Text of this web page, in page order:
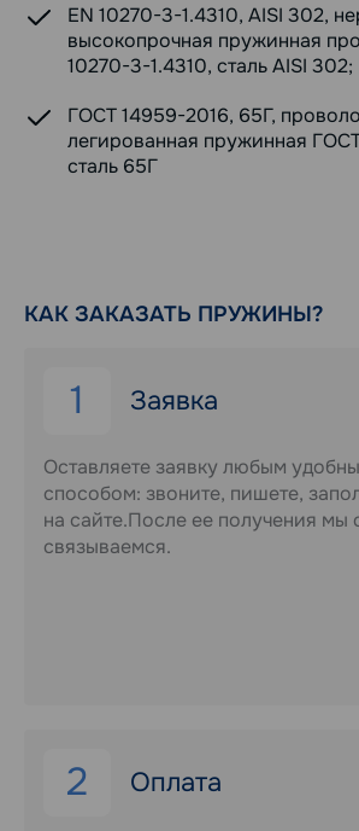
EN 10270-3-1.4310, AISI 302,
высокопрочная пружинная
10270-3-1.4310, сталь AISI 302;
ГОСТ 14959-2016, 65Г,
легированная пружинная
сталь 65Г
КАК ЗАКАЗАТЬ ПРУЖИНЫ?
1 Заявка
Оставляете заявку любым
способом: звоните, пишете,
на сайте.После ее получения мы
связываемся.
2 Оплата